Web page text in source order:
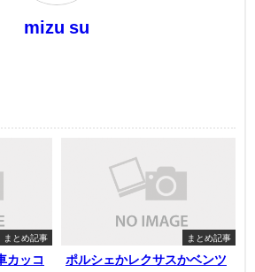
mizu su
まとめ記事
カッコ
まとめ記事
ポルシェかレクサスかベンツ